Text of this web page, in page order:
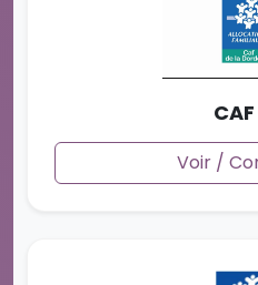
Voir /